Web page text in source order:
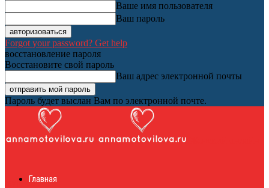
Ваше имя пользователя
Ваш пароль
Forgot your password? Get help
восстановление пароля
Восстановите свой пароль
Ваш адрес электронной почты
Пароль будет выслан Вам по электронной почте.
журналГлавная